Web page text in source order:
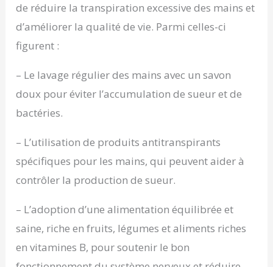
de réduire la transpiration excessive des mains et
d’améliorer la qualité de vie. Parmi celles-ci
figurent :
– Le lavage régulier des mains avec un savon
doux pour éviter l’accumulation de sueur et de
bactéries.
– L’utilisation de produits antitranspirants
spécifiques pour les mains, qui peuvent aider à
contrôler la production de sueur.
– L’adoption d’une alimentation équilibrée et
saine, riche en fruits, légumes et aliments riches
en vitamines B, pour soutenir le bon